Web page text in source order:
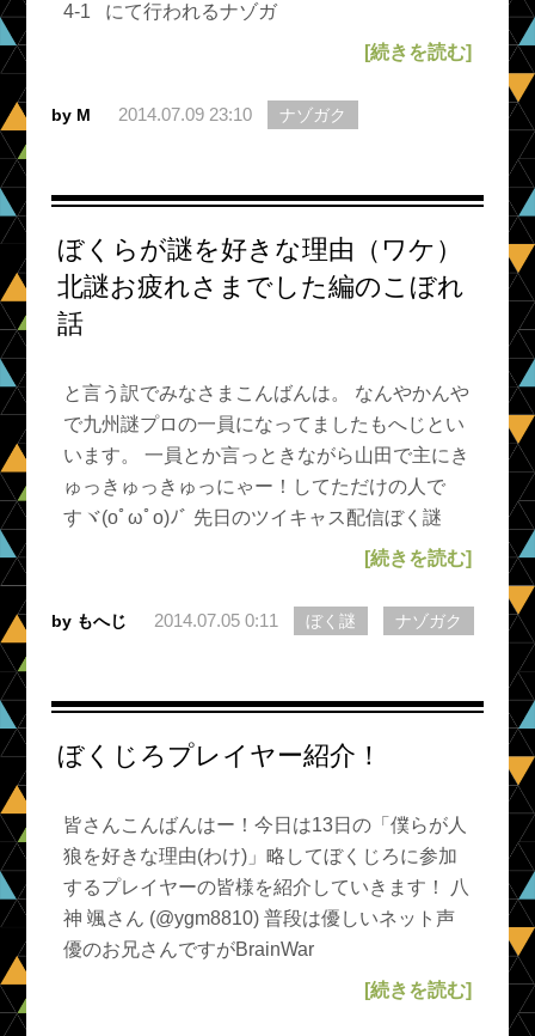
4-1 にて行われるナゾガ
[続きを読む]
by M 2014.07.09 23:10 ナゾガク
ぼくらが謎を好きな理由（ワケ）
北謎お疲れさまでした編のこぼれ
話
と言う訳でみなさまこんばんは。 なんやかんや
で九州謎プロの一員になってましたもへじとい
います。 一員とか言っときながら山田で主にき
ゅっきゅっきゅっにゃー！してただけの人で
すヾ(oﾟωﾟo)ﾉﾞ 先日のツイキャス配信ぼく謎
[続きを読む]
by もへじ 2014.07.05 0:11 ぼく謎 ナゾガク
ぼくじろプレイヤー紹介！
皆さんこんばんはー！今日は13日の「僕らが人
狼を好きな理由(わけ)」略してぼくじろに参加
するプレイヤーの皆様を紹介していきます！ 八
神 颯さん (@ygm8810) 普段は優しいネット声
優のお兄さんですがBrainWar
[続きを読む]